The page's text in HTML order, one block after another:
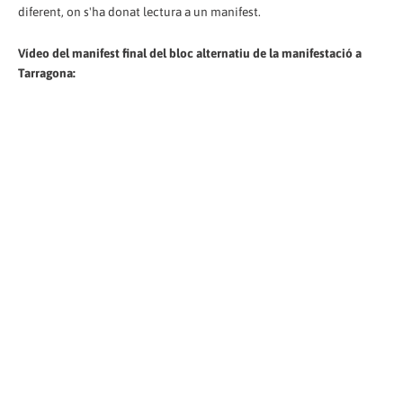
diferent, on s'ha donat lectura a un manifest.
Vídeo del manifest final del bloc alternatiu de la manifestació a
Tarragona: